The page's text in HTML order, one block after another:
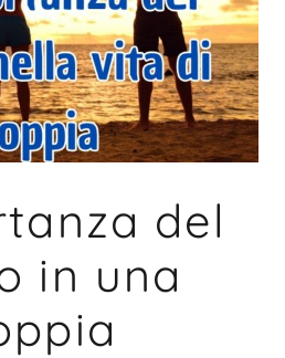
del
in una